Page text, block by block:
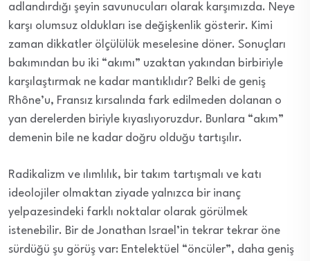
adlandırdığı şeyin savunucuları olarak karşımızda. Neye
karşı olumsuz oldukları ise değişkenlik gösterir. Kimi
zaman dikkatler ölçülülük meselesine döner. Sonuçları
bakımından bu iki “akımı” uzaktan yakından birbiriyle
karşılaştırmak ne kadar mantıklıdır? Belki de geniş
Rhône’u, Fransız kırsalında fark edilmeden dolanan o
yan derelerden biriyle kıyaslıyoruzdur. Bunlara “akım”
demenin bile ne kadar doğru olduğu tartışılır.
Radikalizm ve ılımlılık, bir takım tartışmalı ve katı
ideolojiler olmaktan ziyade yalnızca bir inanç
yelpazesindeki farklı noktalar olarak görülmek
istenebilir. Bir de Jonathan Israel’in tekrar tekrar öne
sürdüğü şu görüş var: Entelektüel “öncüler”, daha geniş